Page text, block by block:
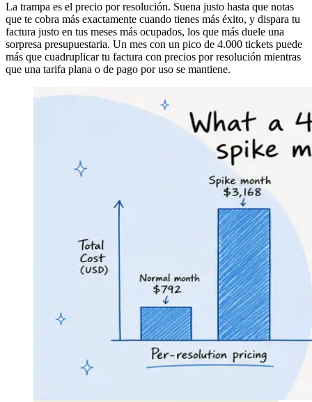
La trampa es el precio por resolución. Suena justo hasta que notas
que te cobra más exactamente cuando tienes más éxito, y dispara tu
factura justo en tus meses más ocupados, los que más duele una
sorpresa presupuestaria. Un mes con un pico de 4.000 tickets puede
más que cuadruplicar tu factura con precios por resolución mientras
que una tarifa plana o de pago por uso se mantiene.